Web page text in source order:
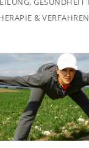
& VERFAHREN